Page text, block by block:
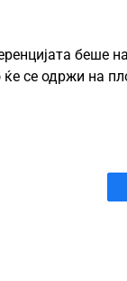
беше
се одржи на